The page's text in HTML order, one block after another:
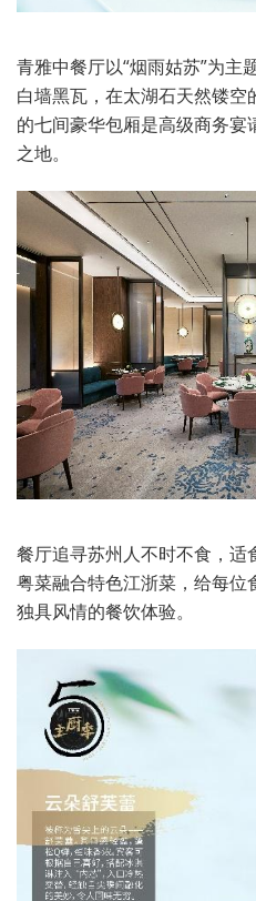
青雅中餐厅以“烟雨姑苏”为主
白墙黑瓦，在太湖石天然镂
的七间豪华包厢是高级商务
之地。
餐厅追寻苏州人不时不食，适
粤菜融合特色江浙菜，给每
独具风情的餐饮体验。